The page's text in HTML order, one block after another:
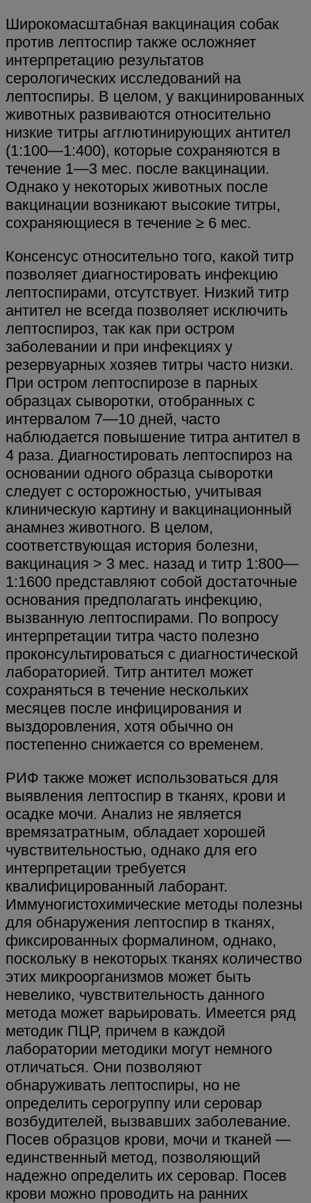
Широкомасштабная вакцинация собак
против лептоспир также осложняет
интерпретацию результатов
серологических исследований на
лептоспиры. В целом, у вакцинированных
животных развиваются относительно
низкие титры агглютинирующих антител
(1:100—1:400), которые сохраняются в
течение 1—3 мес. после вакцинации.
Однако у некоторых животных после
вакцинации возникают высокие титры,
сохраняющиеся в течение ≥ 6 мес.
Консенсус относительно того, какой титр
позволяет диагностировать инфекцию
лептоспирами, отсутствует. Низкий титр
антител не всегда позволяет исключить
лептоспироз, так как при остром
заболевании и при инфекциях у
резервуарных хозяев титры часто низки.
При остром лептоспирозе в парных
образцах сыворотки, отобранных с
интервалом 7—10 дней, часто
наблюдается повышение титра антител в
4 раза. Диагностировать лептоспироз на
основании одного образца сыворотки
следует с осторожностью, учитывая
клиническую картину и вакцинационный
анамнез животного. В целом,
соответствующая история болезни,
вакцинация > 3 мес. назад и титр 1:800—
1:1600 представляют собой достаточные
основания предполагать инфекцию,
вызванную лептоспирами. По вопросу
интерпретации титра часто полезно
проконсультироваться с диагностической
лабораторией. Титр антител может
сохраняться в течение нескольких
месяцев после инфицирования и
выздоровления, хотя обычно он
постепенно снижается со временем.
РИФ также может использоваться для
выявления лептоспир в тканях, крови и
осадке мочи. Анализ не является
времязатратным, обладает хорошей
чувствительностью, однако для его
интерпретации требуется
квалифицированный лаборант.
Иммуногистохимические методы полезны
для обнаружения лептоспир в тканях,
фиксированных формалином, однако,
поскольку в некоторых тканях количество
этих микроорганизмов может быть
невелико, чувствительность данного
метода может варьировать. Имеется ряд
методик ПЦР, причем в каждой
лаборатории методики могут немного
отличаться. Они позволяют
обнаруживать лептоспиры, но не
определить серогруппу или серовар
возбудителей, вызвавших заболевание.
Посев образцов крови, мочи и тканей —
единственный метод, позволяющий
надежно определить их серовар. Посев
крови можно проводить на ранних